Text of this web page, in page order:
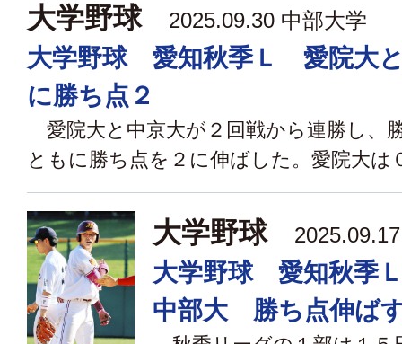
大学野球 2025.09.30 中部大学
大学野球 愛知秋季Ｌ 愛院大
に勝ち点２
愛院大と中京大が２回戦から連勝し、
ともに勝ち点を２に伸ばした。愛院大は
大学野球
大学野球 愛知秋季
中部大 勝ち点伸ば